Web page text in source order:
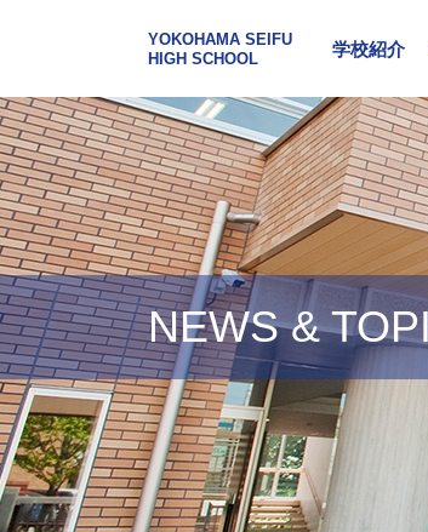
YOKOHAMA SEIFU
HIGH SCHOOL
学校紹介
NEWS &